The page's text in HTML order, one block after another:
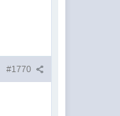
#1770